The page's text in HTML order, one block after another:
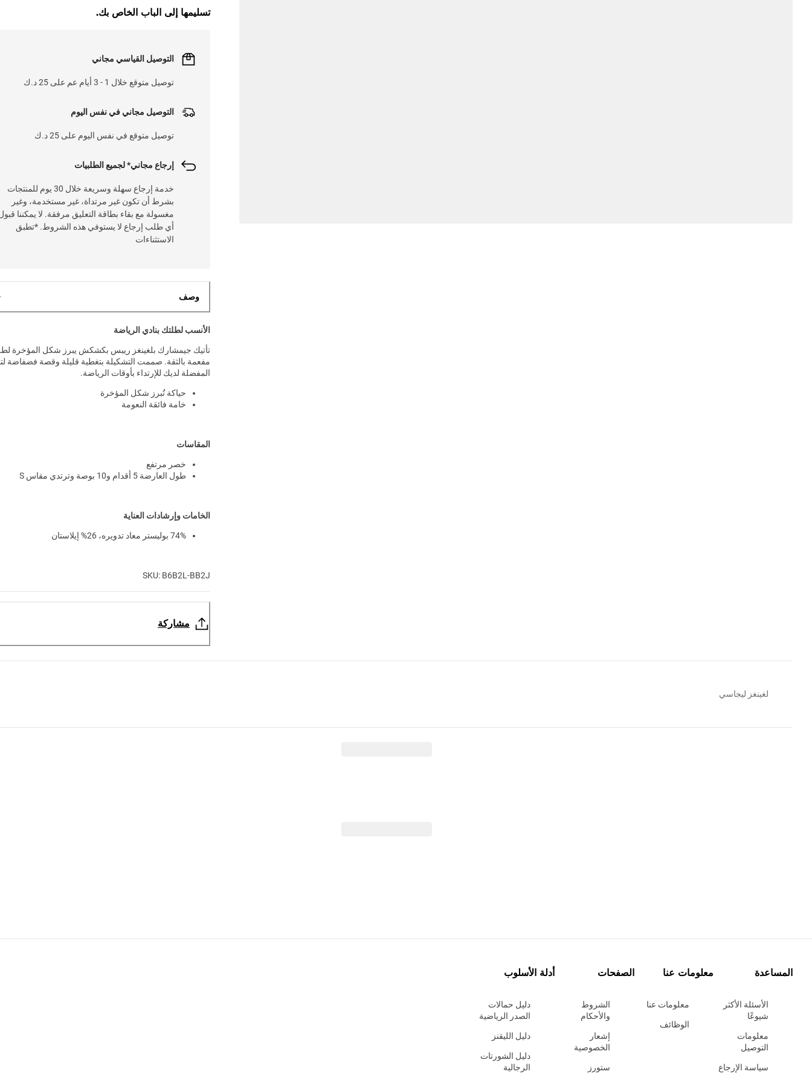
L
O
A
D
I
N
.
.
تسليمها إلى الباب الخاص بك.
التوصيل القياسي مجاني
توصيل متوقع خلال 1 - 3 أيام عم على 25 د.ك
التوصيل مجاني في نفس اليوم
توصيل متوقع في نفس اليوم على 25 د.ك
إرجاع مجاني* لجميع الطلبيات
خدمة إرجاع سهلة وسريعة خلال 30 يوم للمنتجات
بشرط أن تكون غير مرتداة، غير مستخدمة، وغير
مغسولة مع بقاء بطاقة التعليق مرفقة. لا يمكننا
أي طلب إرجاع لا يستوفي هذه الشروط. *تطبق
الاستثناءات
وصف
الأنسب لطلتك بنادي الرياضة
تأتيك جيمشارك بلغينغز ريبس بكشكش يبرز شكل المؤخرة
مفعمة بالثقة. صممت التشكيلة بتغطية قليلة وقصة فضفاضة
المفضلة لديك للإرتداء بأوقات الرياضة.
حياكة تُبرز شكل المؤخرة
خامة فائقة النعومة
المقاسات
خصر مرتفع
طول العارضة 5 أقدام و10 بوصة وترتدي مقاس S
الخامات وإرشادات العناية
74% بوليستر معاد تدويره، 26% إيلاستان
SKU: B6B2L-BB2J
مشاركة
لغينغز ليجاسي
المساعدة
الأسئلة الأكثر
شيوعًا
معلومات
التوصيل
سياسة الإرجاع
معلومات عنا
معلومات عنا
الوظائف
الصفحات
الشروط
والأحكام
إشعار
الخصوصية
ستورز
أدلة الأسلوب
دليل حمالات
الصدر الرياضية
دليل الليقنز
دليل الشورتات
الرجالية